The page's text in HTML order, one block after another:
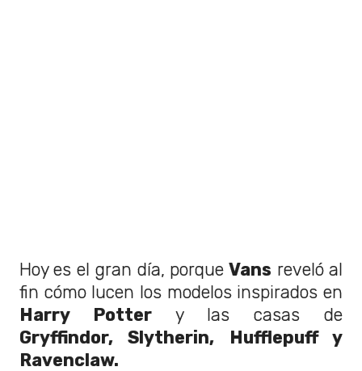
Hoy es el gran día, porqueVans reveló al
fin cómo lucen los modelos inspirados en
Harry Pottery las casas de
Gryffindor, Slytherin, Hufflepuff y
Ravenclaw.